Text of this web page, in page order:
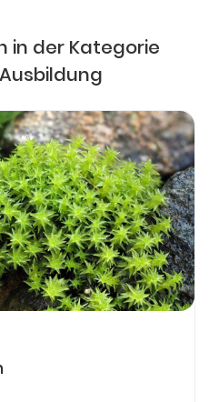
in der Kategorie